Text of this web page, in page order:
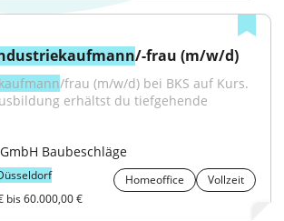
/-frau (m/w/d)
/frau (m/w/d) bei BKS auf Kurs.
erhältst du tiefgehende
Baubeschläge
Homeoffice
Vollzeit
bis 60.000,00 €